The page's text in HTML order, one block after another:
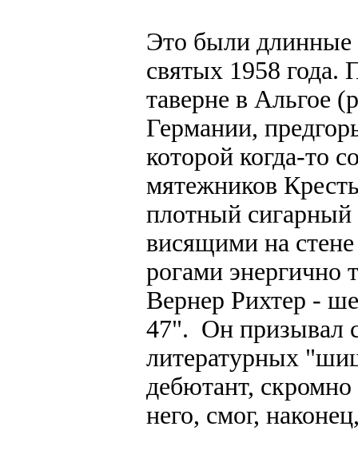
Это были длинные
святых 1958
таверне в Альгое
Германии,
которой когда-то
мятежников
плотный
висящими на
рогами энергично
Вернер Рихтер -
47". Он призывал
литературных
дебютант,
него, смог,